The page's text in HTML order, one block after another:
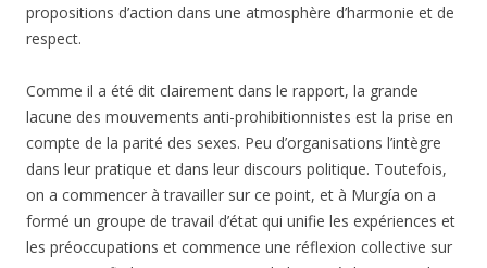
propositions d’action dans une atmosphère d’harmonie et de
respect.
Comme il a été dit clairement dans le rapport, la grande
lacune des mouvements anti-prohibitionnistes est la prise en
compte de la parité des sexes. Peu d’organisations l’intègre
dans leur pratique et dans leur discours politique. Toutefois,
on a commencer à travailler sur ce point, et à Murgía on a
formé un groupe de travail d’état qui unifie les expériences et
les préoccupations et commence une réflexion collective sur